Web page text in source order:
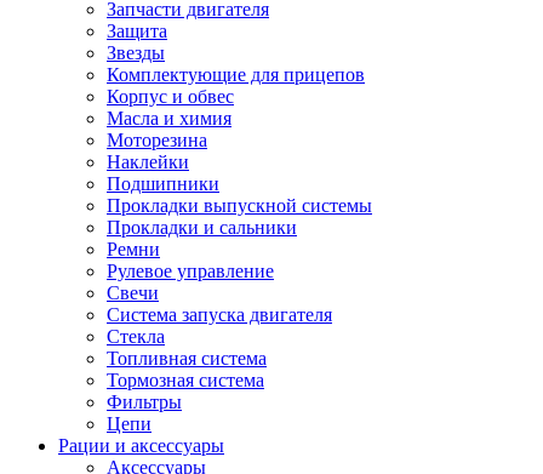
Запчасти двигателя
Защита
Звезды
Комплектующие для прицепов
Корпус и обвес
Масла и химия
Моторезина
Наклейки
Подшипники
Прокладки выпускной системы
Прокладки и сальники
Ремни
Рулевое управление
Свечи
Система запуска двигателя
Стекла
Топливная система
Тормозная система
Фильтры
Цепи
Рации и аксессуары
Аксессуары